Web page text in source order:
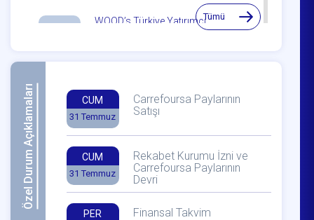
WOOD’s Türkiye YatırımcıTümü
Özel Durum Açıklamaları CUM
31 Temmuz
Carrefoursa Paylarının
Satışı
CUM
31 Temmuz
Rekabet Kurumu İzni ve
Carrefoursa Paylarının
Devri
PER Finansal Takvim